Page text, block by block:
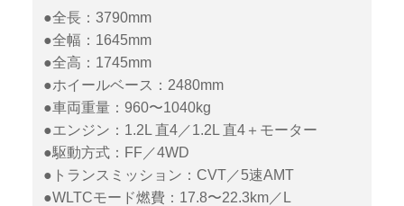
●全長：3790mm
●全幅：1645mm
●全高：1745mm
●ホイールベース：2480mm
●車両重量：960〜1040kg
●エンジン：1.2L 直4／1.2L 直4＋モーター
●駆動方式：FF／4WD
●トランスミッション：CVT／5速AMT
●WLTCモード燃費：17.8〜22.3km／L